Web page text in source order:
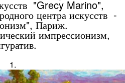
"Grecy Marino",
центра искусств -
Париж.
импрессионизм,
1.